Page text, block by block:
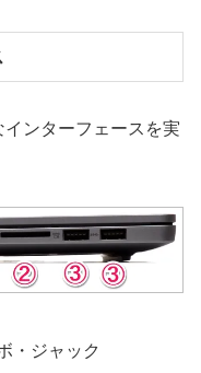
インターフェースを実
・ジャック